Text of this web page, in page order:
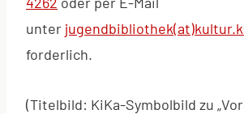
unter
forderlich.
(Titelbild: KiKa-Symbolbild zu